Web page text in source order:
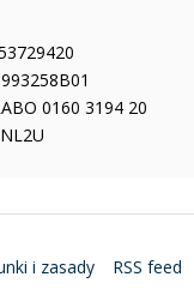
0160 3194 20
i zasady RSS feed